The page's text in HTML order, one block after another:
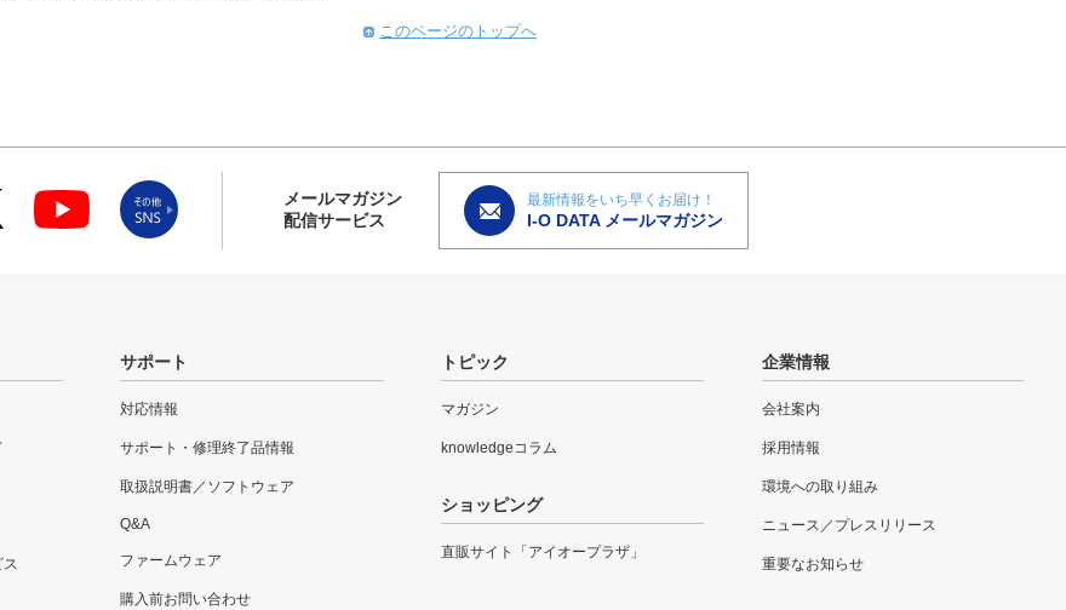
このページのトップへ
メールマガジン
配信サービス
最新情報をいち早くお届け！
I-O DATA メールマガジン
ス
サポート
対応情報
サポート・修理終了品情報
取扱説明書／ソフトウェア
Q&A
ファームウェア
購入前お問い合わせ
トピック
マガジン
knowledgeコラム
ショッピング
直販サイト「アイオープラザ」
企業情報
会社案内
採用情報
環境への取り組み
ニュース／プレスリリース
重要なお知らせ